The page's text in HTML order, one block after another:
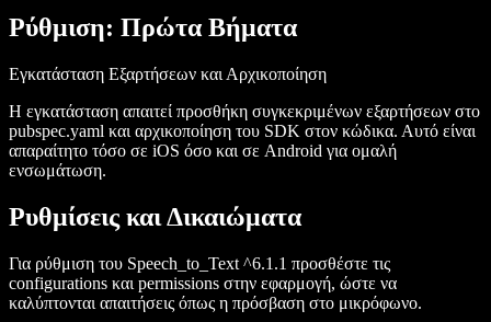
Ρύθμιση: Πρώτα Βήματα
Εγκατάσταση Εξαρτήσεων και Αρχικοποίηση
Η εγκατάσταση απαιτεί προσθήκη συγκεκριμένων εξαρτήσεων στο
pubspec.yaml και αρχικοποίηση του SDK στον κώδικα. Αυτό είναι
απαραίτητο τόσο σε iOS όσο και σε Android για ομαλή
ενσωμάτωση.
Ρυθμίσεις και Δικαιώματα
Για ρύθμιση του Speech_to_Text ^6.1.1 προσθέστε τις
configurations και permissions στην εφαρμογή, ώστε να
καλύπτονται απαιτήσεις όπως η πρόσβαση στο μικρόφωνο.